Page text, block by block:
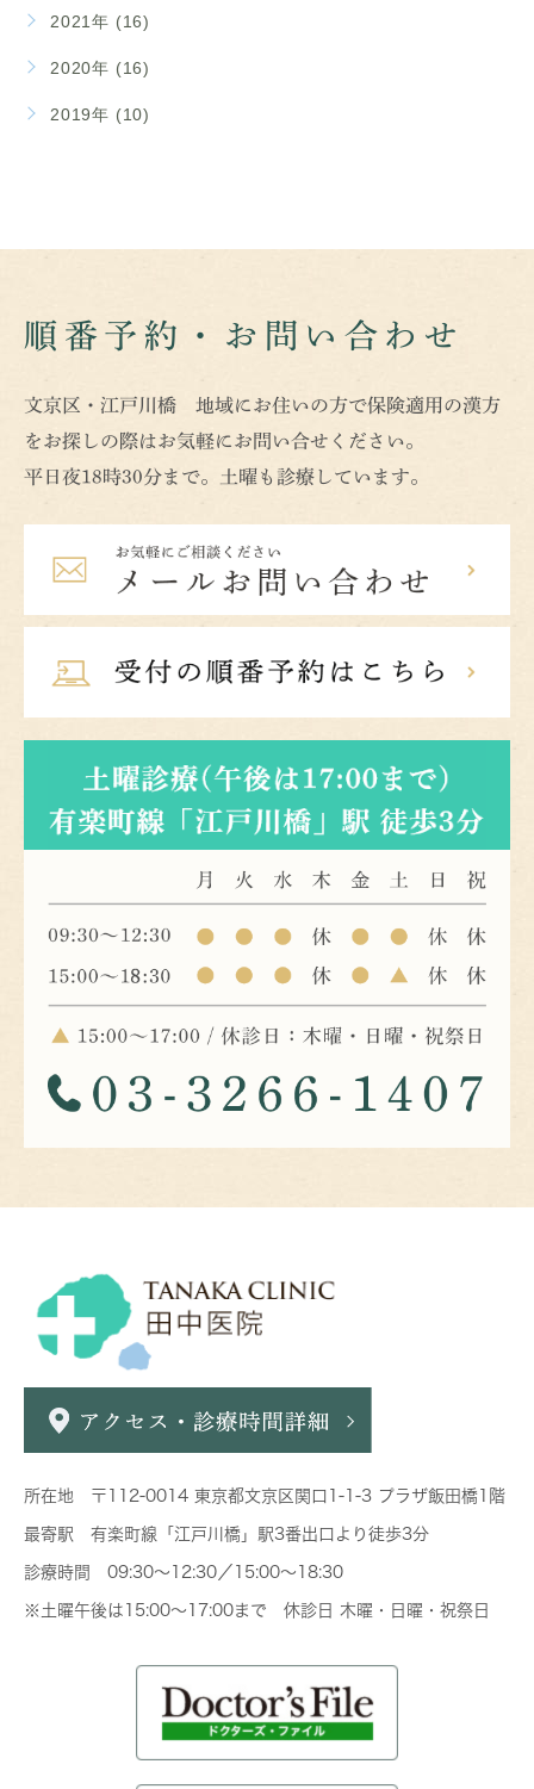
2021年 (16)
2020年 (16)
2019年 (10)
順番予約・お問い合わせ
文京区・江戸川橋 地域にお住いの方で保険適用の漢方
をお探しの際はお気軽にお問い合せください。
平日夜18時30分まで。土曜も診療しています。
所在地 〒112-0014 東京都文京区関口1-1-3 プラザ飯田橋1階
最寄駅 有楽町線「江戸川橋」駅3番出口より徒歩3分
診療時間 09:30～12:30／15:00～18:30
※土曜午後は15:00～17:00まで 休診日 木曜・日曜・祝祭日